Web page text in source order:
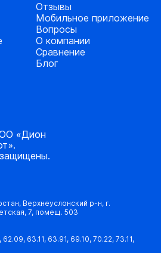
Отзывы
Мобильное приложение
Вопросы
О компании
Сравнение
Блог
«Дион
Верхнеуслонский р-н, г.
7, помещ. 503
63.11, 63.91, 69.10, 70.22, 73.11,